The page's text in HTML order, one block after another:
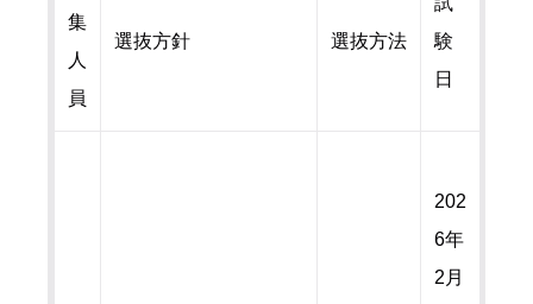
集
人
員
選抜方針 選抜方法
験
日
202
6年
2月